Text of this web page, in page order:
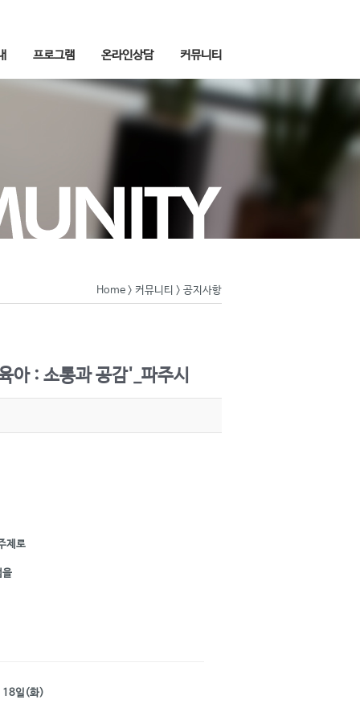
프로그램 온라인상담 커뮤니티
Home > 커뮤니티 > 공지사항
아 : 소통과 공감'_파주시
제로
을
18일(화)